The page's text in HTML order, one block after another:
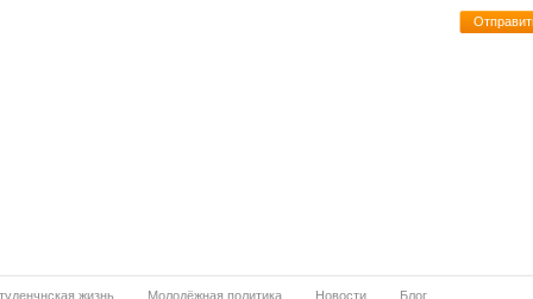
жизнь Молодёжная политика Новости Блог